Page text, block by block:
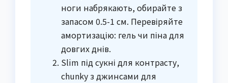
ноги набрякають, обирайте з
запасом 0.5-1 см. Перевіряйте
амортизацію: гель чи піна для
довгих днів.
Slim під сукні для контрасту,
chunky з джинсами для